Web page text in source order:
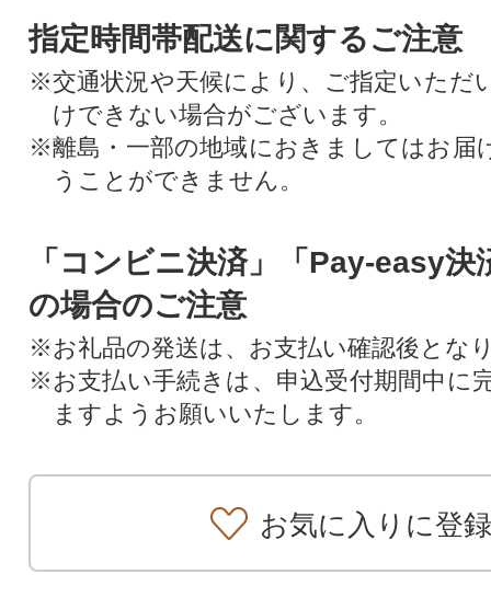
指定時間帯配送に関するご注意
※交通状況や天候により、ご指定いただ
けできない場合がございます。
※離島・一部の地域におきましてはお届
うことができません。
「コンビニ決済」「Pay-easy決
の場合のご注意
※お礼品の発送は、お支払い確認後とな
※お支払い手続きは、申込受付期間中に
ますようお願いいたします。
お気に入りに登録